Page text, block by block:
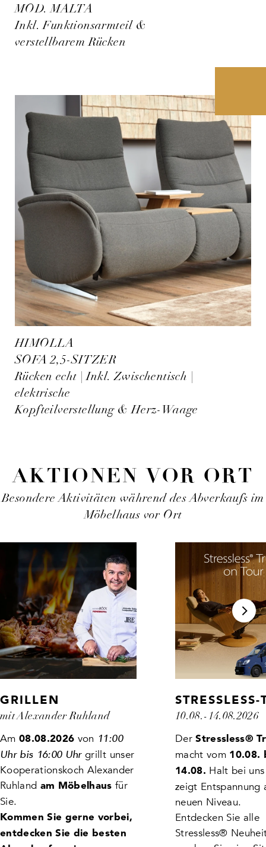
MOD. MALTA
Inkl. Funktionsarmteil &
verstellbarem Rücken
HIMOLLA
SOFA 2,5-SITZER
Rücken echt | Inkl. Zwischentisch |
elektrische
Kopfteilverstellung & Herz-Waage
AKTIONEN VOR ORT
Besondere Aktivitäten während des Abverkaufs im
Möbelhaus vor Ort
GRILLEN
mit Alexander Ruhland
Am08.08.2026 von 11:00
Uhr bis 16:00 Uhrgrillt unser
Kooperationskoch Alexander
Ruhland am Möbelhausfür
Sie.
Kommen Sie gerne vorbei,
entdecken Sie die besten
STRESSLESS-
10.08.-14.08.2026
DerStressless®
macht vom 10.08.
14.08. Halt bei
zeigt Entspannung
neuen Niveau.
Entdecken Sie alle
Stressless®